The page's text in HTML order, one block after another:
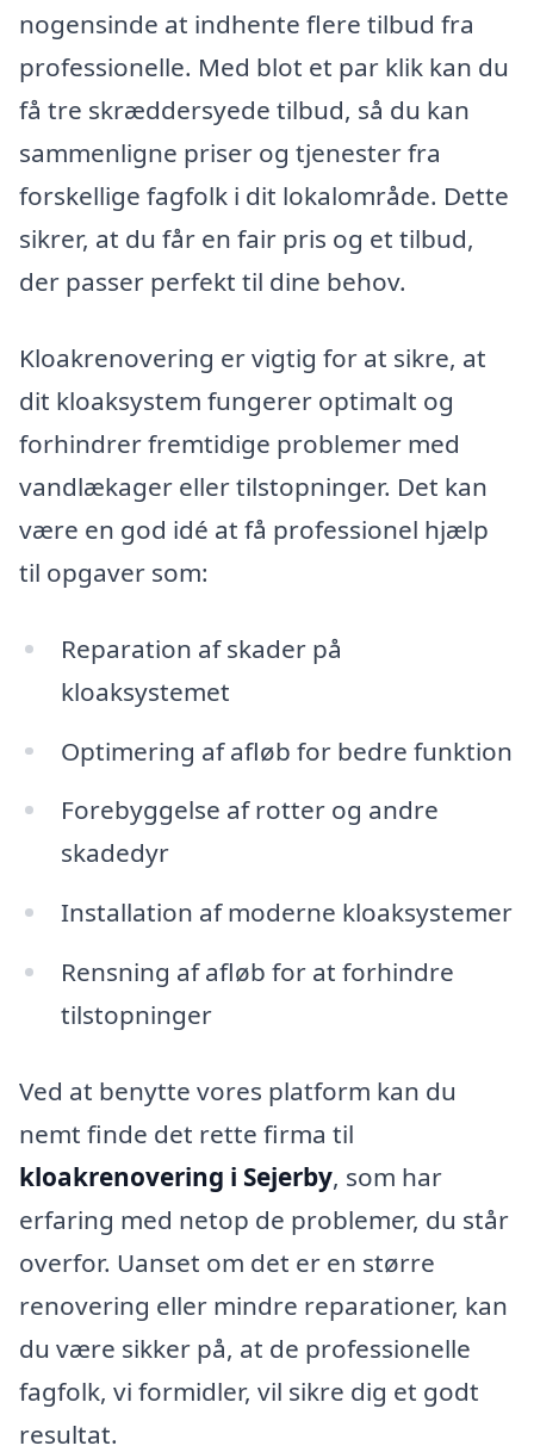
nogensinde at indhente flere tilbud fra
professionelle. Med blot et par klik kan du
få tre skræddersyede tilbud, så du kan
sammenligne priser og tjenester fra
forskellige fagfolk i dit lokalområde. Dette
sikrer, at du får en fair pris og et tilbud,
der passer perfekt til dine behov.
Kloakrenovering er vigtig for at sikre, at
dit kloaksystem fungerer optimalt og
forhindrer fremtidige problemer med
vandlækager eller tilstopninger. Det kan
være en god idé at få professionel hjælp
til opgaver som:
Reparation af skader på
kloaksystemet
Optimering af afløb for bedre funktion
Forebyggelse af rotter og andre
skadedyr
Installation af moderne kloaksystemer
Rensning af afløb for at forhindre
tilstopninger
Ved at benytte vores platform kan du
nemt finde det rette firma til
kloakrenovering i Sejerby, som har
erfaring med netop de problemer, du står
overfor. Uanset om det er en større
renovering eller mindre reparationer, kan
du være sikker på, at de professionelle
fagfolk, vi formidler, vil sikre dig et godt
resultat.